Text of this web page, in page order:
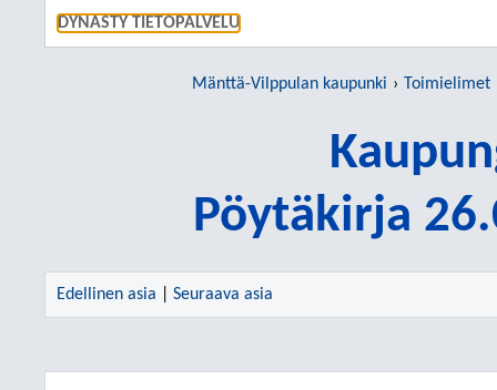
DYNASTY TIETOPALVELU
Mänttä-Vilppulan kaupunki Toimielimet
Pöytäkirja
Edellinen asia Seuraava asia